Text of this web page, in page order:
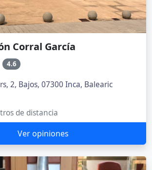
Corral García
4.6
2, Bajos, 07300 Inca, Balearic
de distancia
Ver opiniones